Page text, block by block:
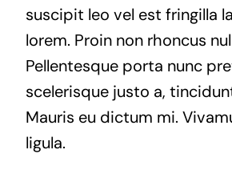
suscipit leo vel est fringilla
lorem. Proin non rhoncus
Pellentesque porta nunc
scelerisque justo a,
Mauris eu dictum mi.
ligula.